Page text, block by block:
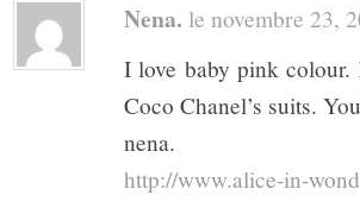
Nena. le novembre 23,
I love baby pink colour.
Coco Chanel’s suits.
nena.
http://www.alice-in-